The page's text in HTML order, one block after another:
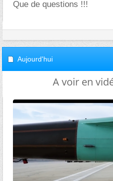
Que de questions !!!
Aujourd'hui
A voir en